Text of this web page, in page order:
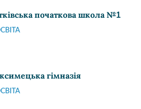
початкова школа №1
гімназія